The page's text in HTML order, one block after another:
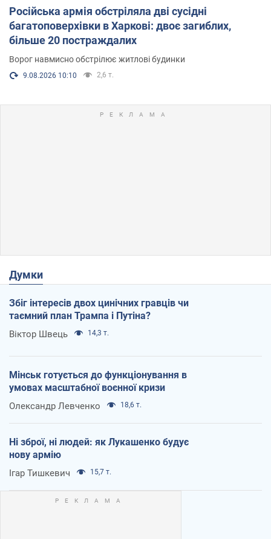
Російська армія обстріляла дві сусідні
багатоповерхівки в Харкові: двоє загиблих,
більше 20 постраждалих
Ворог навмисно обстрілює житлові будинки
9.08.2026 10:10 2,6 т.
Думки
Збіг інтересів двох цинічних гравців чи
таємний план Трампа і Путіна?
Віктор Швець 14,3 т.
Мінськ готується до функціонування в
умовах масштабної воєнної кризи
Олександр Левченко 18,6 т.
Ні зброї, ні людей: як Лукашенко будує
нову армію
Ігар Тишкевич 15,7 т.